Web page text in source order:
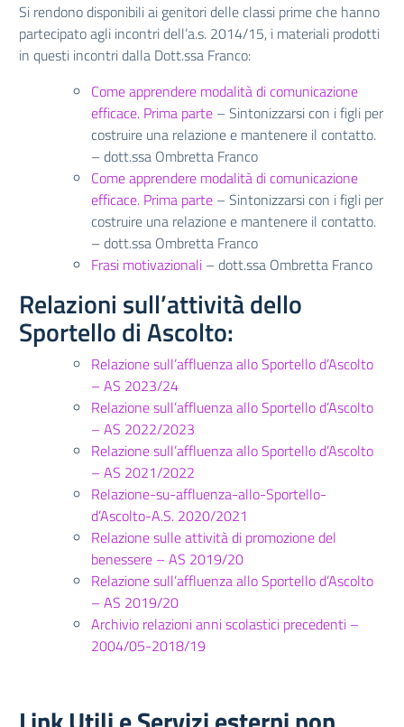
Si rendono disponibili ai genitori delle classi prime che hanno
partecipato agli incontri dell’a.s. 2014/15, i materiali prodotti
in questi incontri dalla Dott.ssa Franco:
Come apprendere modalità di comunicazione
efficace. Prima parte – Sintonizzarsi con i figli per
costruire una relazione e mantenere il contatto.
– dott.ssa Ombretta Franco
Come apprendere modalità di comunicazione
efficace. Prima parte – Sintonizzarsi con i figli per
costruire una relazione e mantenere il contatto.
– dott.ssa Ombretta Franco
Frasi motivazionali – dott.ssa Ombretta Franco
Relazioni sull’attività dello
Sportello di Ascolto:
Relazione sull’affluenza allo Sportello d’Ascolto
– AS 2023/24
Relazione sull’affluenza allo Sportello d’Ascolto
– AS 2022/2023
Relazione sull’affluenza allo Sportello d’Ascolto
– AS 2021/2022
Relazione-su-affluenza-allo-Sportello-
d’Ascolto-A.S. 2020/2021
Relazione sulle attività di promozione del
benessere – AS 2019/20
Relazione sull’affluenza allo Sportello d’Ascolto
– AS 2019/20
Archivio relazioni anni scolastici precedenti –
2004/05-2018/19